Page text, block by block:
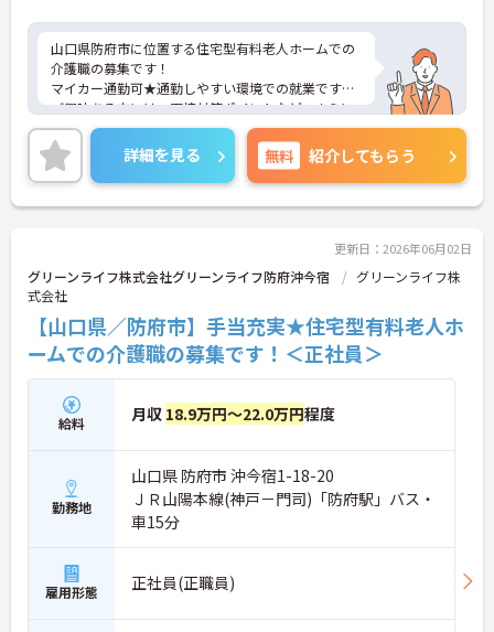
山口県防府市に位置する住宅型有料老人ホームでの
介護職の募集です！
マイカー通勤可★通勤しやすい環境での就業です♪
ご興味ある方には、面接対策ポイントなど、さらに
詳細をお話しいたしますのでお気軽にご相談くださ
い。
詳細を見る 無料 紹介してもらう
更新日：2026年06月02日
グリーンライフ株式会社グリーンライフ防府沖今宿
グリーンライフ株
式会社
【山口県／防府市】手当充実★住宅型有料老人ホ
ームでの介護職の募集です！＜正社員＞
給料 月収 18.9万円～22.0万円程度
勤務地
山口県 防府市 沖今宿1-18-20
ＪＲ山陽本線(神戸－門司)「防府駅」バス・
車15分
雇用形態 正社員(正職員)